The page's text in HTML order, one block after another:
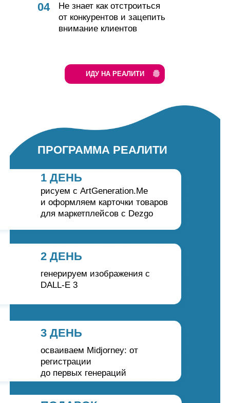
ИДУ НА РЕАЛИТИ
04
Не знает как отстроиться
от конкурентов и зацепить
внимание клиентов
ПРОГРАММА РЕАЛИТИ
1 ДЕНЬ
рисуем с ArtGeneration.Me
и оформляем карточки товаров
для маркетплейсов с Dezgo
2 ДЕНЬ
генерируем изображения с
DALL-E 3
3 ДЕНЬ
осваиваем Midjorney: от
регистрации
до первых генераций